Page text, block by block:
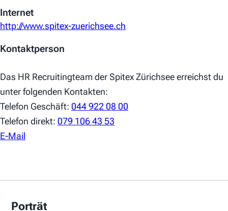
Internet
http://www.spitex-zuerichsee.ch
Kontaktperson
Das HR Recruitingteam der Spitex Zürichsee erreichst du
unter folgenden Kontakten:
Telefon Geschäft: 044 922 08 00
Telefon direkt: 079 106 43 53
E-Mail
Porträt